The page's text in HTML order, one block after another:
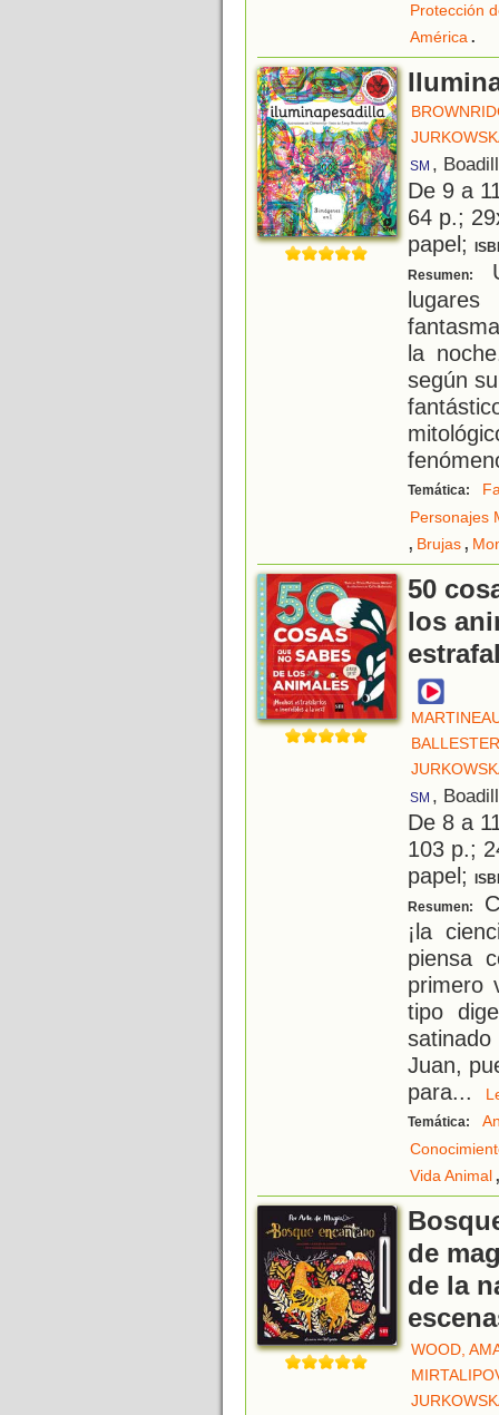
Protección
América.
SM ,
De 9 a
64 p.;
papel;
Resumen:
la
según
Temática:
Personajes
, Brujas,
50
los
SM ,
De 8 a
103 p.;
papel;
Resumen:
¡la
piensa
primero
tipo
Juan,
para...
Temática:
Vida Animal
de
de la
WOOD,